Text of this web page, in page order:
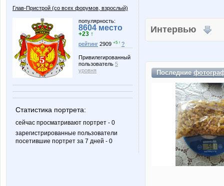
Глав-Пристрой (со всех форумов, взрослый)
популярность:
8604 место
+23 ↑
рейтинг 2909 +5 ↑ ?
Привилегированный
пользователь 5
уровня
Статистика портрета:
сейчас просматривают портрет - 0
зарегистрированные пользователи
посетившие портрет за 7 дней - 0
Интервью
Последние